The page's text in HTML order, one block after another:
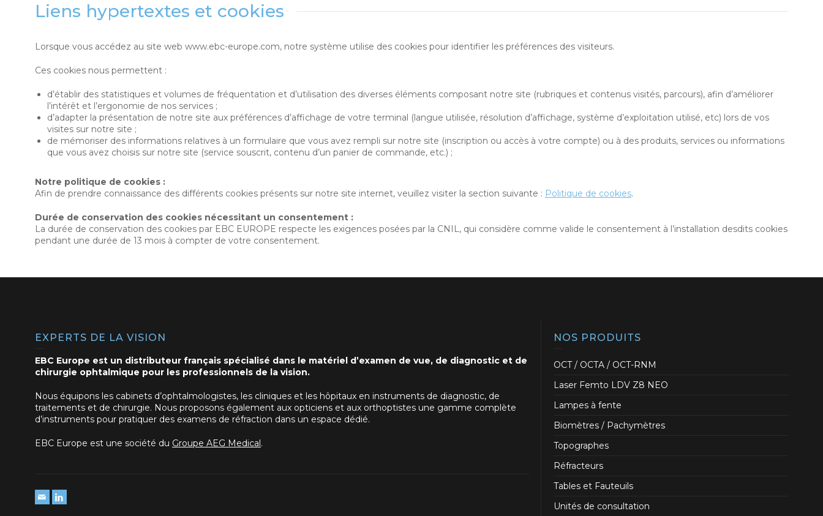
Liens hypertextes et cookies
Lorsque vous accédez au site web www.ebc-europe.com, notre système utilise des cookies pour identifier les préférences des visiteurs.
Ces cookies nous permettent :
d’établir des statistiques et volumes de fréquentation et d’utilisation des diverses éléments composant notre site (rubriques et contenus visités, parcours), afin d’améliorer
l’intérêt et l’ergonomie de nos services ;
d’adapter la présentation de notre site aux préférences d’affichage de votre terminal (langue utilisée, résolution d’affichage, système d’exploitation utilisé, etc) lors de vos
visites sur notre site ;
de mémoriser des informations relatives à un formulaire que vous avez rempli sur notre site (inscription ou accès à votre compte) ou à des produits, services ou informations
que vous avez choisis sur notre site (service souscrit, contenu d’un panier de commande, etc.) ;
Notre politique de cookies :
Afin de prendre connaissance des différents cookies présents sur notre site internet, veuillez visiter la section suivante : Politique de cookies.
Durée de conservation des cookies nécessitant un consentement :
La durée de conservation des cookies par EBC EUROPE respecte les exigences posées par la CNIL, qui considère comme valide le consentement à l’installation desdits cookies
pendant une durée de 13 mois à compter de votre consentement.
EXPERTS DE LA VISION
EBC Europe est un distributeur français spécialisé dans le matériel d’examen de vue, de diagnostic et de
chirurgie ophtalmique pour les professionnels de la vision.
Nous équipons les cabinets d’ophtalmologistes, les cliniques et les hôpitaux en instruments de diagnostic, de
traitements et de chirurgie. Nous proposons également aux opticiens et aux orthoptistes une gamme complète
d’instruments pour pratiquer des examens de réfraction dans un espace dédié.
EBC Europe est une société du Groupe AEG Medical.
NOS PRODUITS
OCT / OCTA / OCT-RNM
Laser Femto LDV Z8 NEO
Lampes à fente
Biomètres / Pachymètres
Topographes
Réfracteurs
Tables et Fauteuils
Unités de consultation